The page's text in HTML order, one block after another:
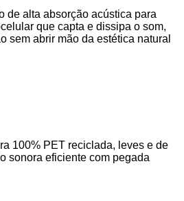
de alta absorção acústica para
que capta e dissipa o som,
sem abrir mão da estética natural
100% PET reciclada, leves e de
sonora eficiente com pegada